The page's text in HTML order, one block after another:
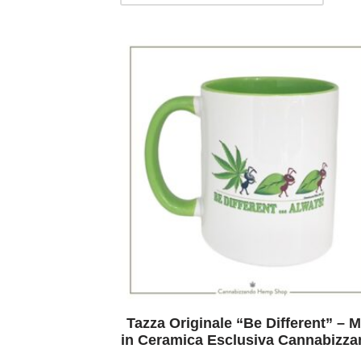
Tazza Originale “Be Different” –
in Ceramica Esclusiva